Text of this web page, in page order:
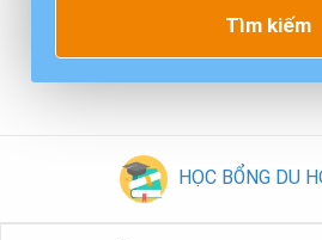
Tìm kiếm
HỌC BỔNG DU